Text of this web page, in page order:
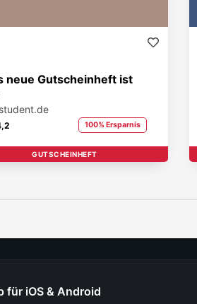
neue Gutscheinheft ist
100% Ersparnis
GUTSCHEINHEFT
für iOS & Android